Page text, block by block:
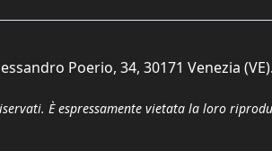
Poerio, 34, 30171 Venezia
È espressamente vietata la loro